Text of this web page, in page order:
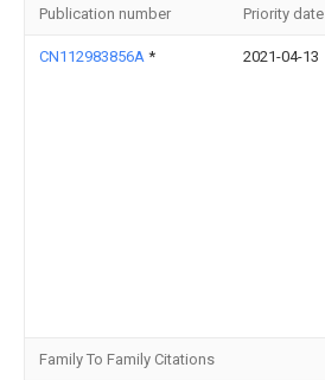
Publication number Priority date
CN112983856A * 2021-04-13
Family To Family Citations